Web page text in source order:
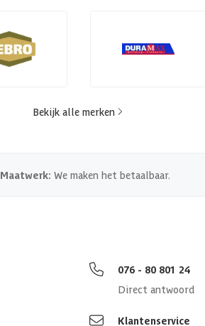
Bekijk alle merken
Maatwerk: We maken het betaalbaar.
076 - 80 801 24
Direct antwoord
Klantenservice